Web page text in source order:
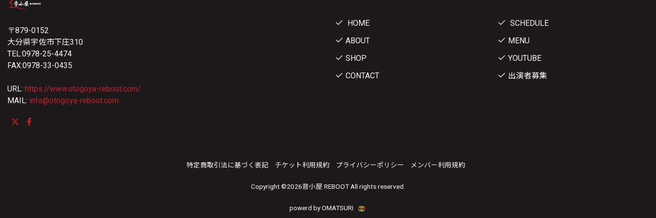
〒879-0152
大分県宇佐市下庄310
TEL:0978-25-4474
FAX:0978-33-0435
URL: https://www.otogoya-reboot.com/
MAIL: info@otogoya-reboot.com
HOME
SCHEDULE
ABOUT
MENU
SHOP
YOUTUBE
CONTACT
出演者募集
特定商取引法に基づく表記 チケット利用規約 プライバシーポリシー メンバー利用規約
Copyright ©2026音小屋 REBOOT All rights reserved.
powerd by OMATSURI